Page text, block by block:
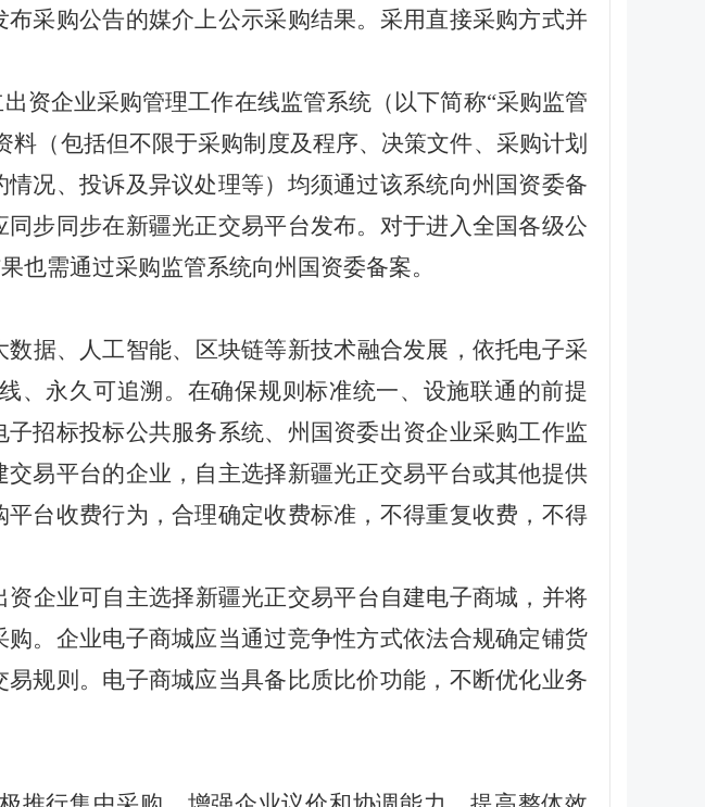
采购公告的媒介上公示采购结果。采用直接采购方式并
资企业采购管理工作在线监管系统（以下简称“采购监管
（包括但不限于采购制度及程序、决策文件、采购计划
况、投诉及异议处理等）均须通过该系统向州国资委备
步同步在新疆光正交易平台发布。对于进入全国各级公
也需通过采购监管系统向州国资委备案。
数据、人工智能、区块链等新技术融合发展，依托电子采
、永久可追溯。在确保规则标准统一、设施联通的前提
招标投标公共服务系统、州国资委出资企业采购工作监
易平台的企业，自主选择新疆光正交易平台或其他提供
台收费行为，合理确定收费标准，不得重复收费，不得
资企业可自主选择新疆光正交易平台 自建电子商城，并将
。企业电子商城应当通过竞争性方式依法合规确定铺货
规则。电子商城应当具备比质比价功能，不断优化业务